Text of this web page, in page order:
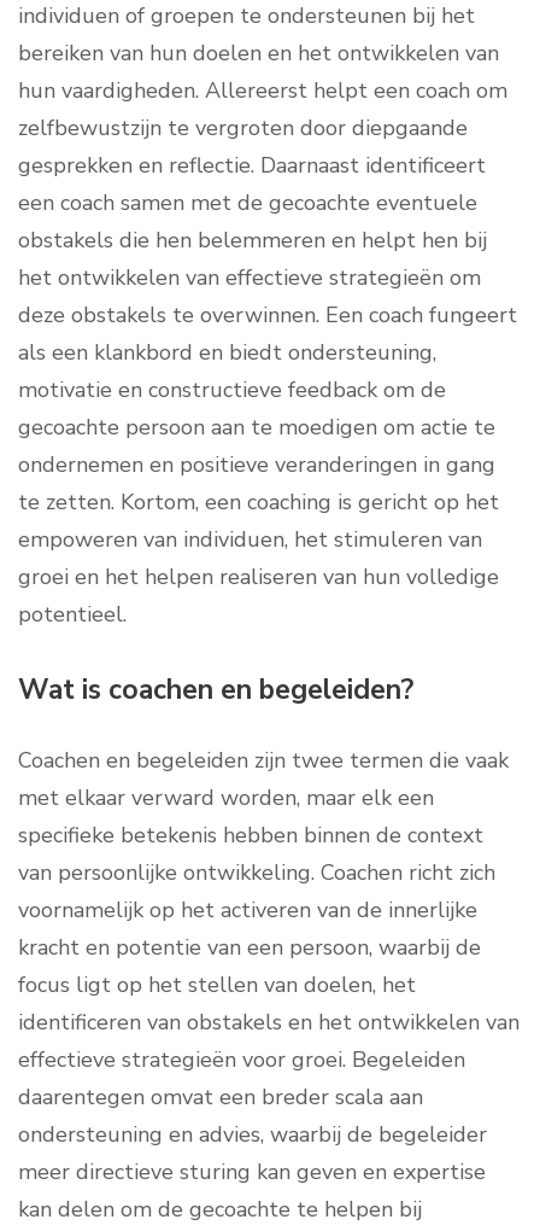
individuen of groepen te ondersteunen bij het
bereiken van hun doelen en het ontwikkelen van
hun vaardigheden. Allereerst helpt een coach om
zelfbewustzijn te vergroten door diepgaande
gesprekken en reflectie. Daarnaast identificeert
een coach samen met de gecoachte eventuele
obstakels die hen belemmeren en helpt hen bij
het ontwikkelen van effectieve strategieën om
deze obstakels te overwinnen. Een coach fungeert
als een klankbord en biedt ondersteuning,
motivatie en constructieve feedback om de
gecoachte persoon aan te moedigen om actie te
ondernemen en positieve veranderingen in gang
te zetten. Kortom, een coaching is gericht op het
empoweren van individuen, het stimuleren van
groei en het helpen realiseren van hun volledige
potentieel.
Wat is coachen en begeleiden?
Coachen en begeleiden zijn twee termen die vaak
met elkaar verward worden, maar elk een
specifieke betekenis hebben binnen de context
van persoonlijke ontwikkeling. Coachen richt zich
voornamelijk op het activeren van de innerlijke
kracht en potentie van een persoon, waarbij de
focus ligt op het stellen van doelen, het
identificeren van obstakels en het ontwikkelen van
effectieve strategieën voor groei. Begeleiden
daarentegen omvat een breder scala aan
ondersteuning en advies, waarbij de begeleider
meer directieve sturing kan geven en expertise
kan delen om de gecoachte te helpen bij